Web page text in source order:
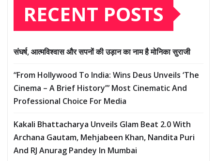
RECENT POSTS
संघर्ष, आत्मविश्वास और सपनों की उड़ान का नाम है मोनिका सुराजी
“From Hollywood To India: Wins Deus Unveils ‘The
Cinema – A Brief History’” Most Cinematic And
Professional Choice For Media
Kakali Bhattacharya Unveils Glam Beat 2.0 With
Archana Gautam, Mehjabeen Khan, Nandita Puri
And RJ Anurag Pandey In Mumbai